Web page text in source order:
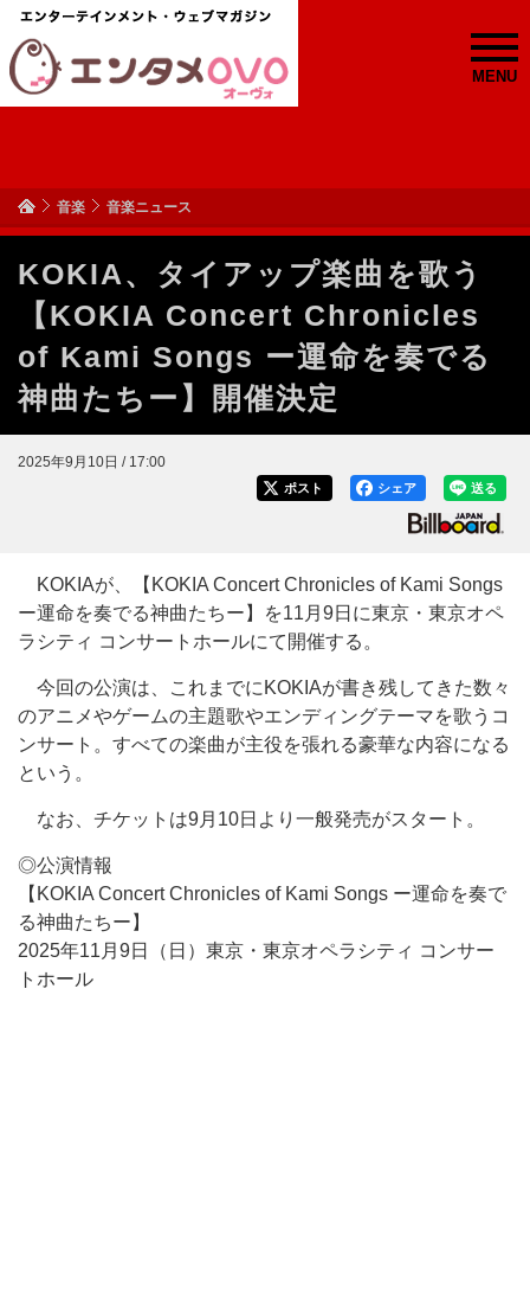
MENU
音楽 音楽ニュース
KOKIA、タイアップ楽曲を歌う
【KOKIA Concert Chronicles
of Kami Songs ー運命を奏でる
神曲たちー】開催決定
2025年9月10日 / 17:00
送る
シェア
ポスト
KOKIAが、【KOKIA Concert Chronicles of Kami Songs
ー運命を奏でる神曲たちー】を11月9日に東京・東京オペ
ラシティ コンサートホールにて開催する。
今回の公演は、これまでにKOKIAが書き残してきた数々
のアニメやゲームの主題歌やエンディングテーマを歌うコ
ンサート。すべての楽曲が主役を張れる豪華な内容になる
という。
なお、チケットは9月10日より一般発売がスタート。
◎公演情報
【KOKIA Concert Chronicles of Kami Songs ー運命を奏で
る神曲たちー】
2025年11月9日（日）東京・東京オペラシティ コンサー
トホール